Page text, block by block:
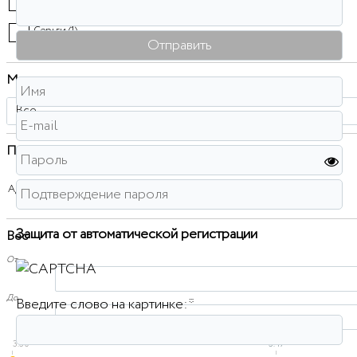
Серьги (1)
Металл
Все
Проба
Ag 925
Вес
От
До
3.30 3.47
Защита от автоматической регистрации
Введите слово на картинке:*